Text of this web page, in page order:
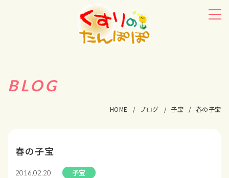
BLOG
HOME ブログ 子宝 春の子宝
春の子宝
2016.02.20 子宝